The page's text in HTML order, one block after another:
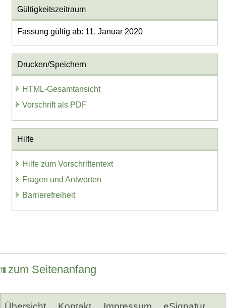
Gültigkeitszeitraum
Fassung gültig ab: 11. Januar 2020
Drucken/Speichern
HTML-Gesamtansicht
Vorschrift als PDF
Hilfe
Hilfe zum Vorschriftentext
Fragen und Antworten
Barrierefreiheit
zum Seitenanfang